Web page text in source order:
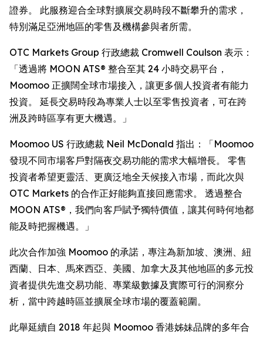
證券。 此服務迎合全球對擴展交易時段不斷攀升的需求，
特別滿足亞洲地區的零售及機構參與者所需。
OTC Markets Group 行政總裁 Cromwell Coulson 表示：
「透過將 MOON ATS® 整合至其 24 小時交易平台，
Moomoo 正擴闊全球市場接入，讓更多個人投資者有能力
投資。 延長交易時段為專業人士以至零售投資者，可在跨
洲及跨時區享有更大機遇。」
Moomoo US 行政總裁 Neil McDonald 指出：「Moomoo
發現不同市場客戶對隔夜交易功能的需求大幅增長。 零售
投資者希望更靈活、更廣泛地全天候接入市場，而此次與
OTC Markets 的合作正好能夠直接回應需求。 透過整合
MOON ATS®，我們向客戶賦予獨特價值，讓其何時何地都
能及時把握機遇。」
此次合作加強 Moomoo 的承諾，專注為新加坡、澳洲、紐
西蘭、日本、馬來西亞、美國、加拿大及其他地區的多元投
資者提供先進交易功能、專業級數據及實際可行的洞察分
析，當中跨越時區並擴展全球市場的覆蓋範圍。
此舉延續自 2018 年起與 Moomoo 香港姊妹品牌的多年合